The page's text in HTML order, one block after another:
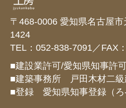
〒468-0006 愛知県名古屋
1424
TEL：052-838-7091／FAX
■建設業許可/愛知県知事許
■建築事務所 戸田木材二級
■登録 愛知県知事登録（ろ